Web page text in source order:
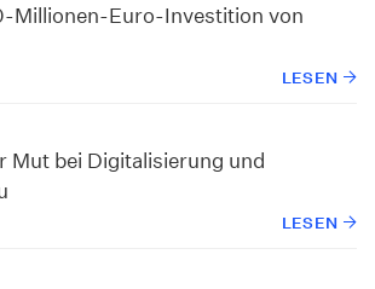
Millionen-Euro-Investition von
LESEN
Mut bei Digitalisierung und
LESEN